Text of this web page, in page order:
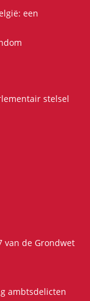
een
stelsel
van de Grondwet
ambtsdelicten